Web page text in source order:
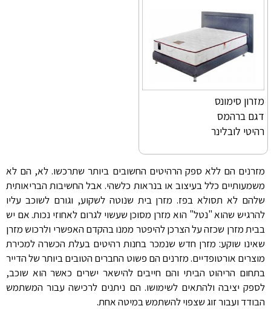
מזרון סימונס
דגם ברהמס
רהיטי לובלינר
מזרנים הם ללא ספק הרהיטים החשובים ביותר שתרכשו. לא, הם לא
משמעותיים כלל בעיצוב או בנראות כלשהי. אבל החשיבות הבריאותית
שלהם לא תסולא בפז. מזרן בית שנוטה לשקוע, וגורם לשוכב עליו
להרגיש שהוא "נטל" הוא מזרן מסוכן שעשוי לגרום לאחוזי נכות. אם יש
בבית מזרן שכזה על הצרכן להיפטר ממנו בהקדם האפשרי ולרכוש מזרן
שאינו שוקע: מזרן חדש שנמכר בחנות רהיטים בעלת הכשרה למכירת
מוצרים אורטופדיים. מזרנים הם פשוט החברים הטובים ביותר של הדייר
בתחום הריהוט הביתי והם חייבים להישאר ישרים כאשר הוא שוכב,
לספק יציבה ולהתאים לשימושו. הם ניתנים לרכישה עבור המשתמש
הבודד ועבור זוג שצפוי להשתמש במיטה אחת.